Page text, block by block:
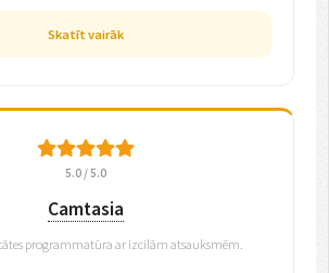
Skatīt vairāk
5.0 / 5.0
Camtasia
programmatūra ar izcilām atsauksmēm.